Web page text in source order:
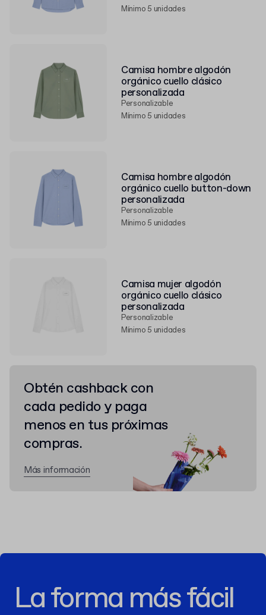
Mínimo 5 unidades
Camisa hombre algodón
orgánico cuello clásico
personalizada
Personalizable
Mínimo 5 unidades
Camisa hombre algodón
orgánico cuello button-down
personalizada
Personalizable
Mínimo 5 unidades
Camisa mujer algodón
orgánico cuello clásico
personalizada
Personalizable
Mínimo 5 unidades
Obtén cashback con
cada pedido y paga
menos en tus próximas
compras.
Más información
La forma más fácil